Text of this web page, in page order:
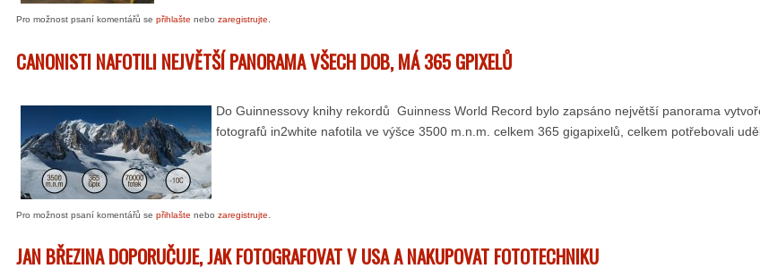
Pro možnost psaní komentářů se přihlašte nebo zaregistrujte.
CANONISTI NAFOTILI NEJVĚTŠÍ PANORAMA VŠECH DOB, MÁ 365 GPIXELŮ
Do Guinnessovy knihy rekordů Guinness World Record bylo zapsáno největší panorama
fotografů in2white nafotila ve výšce 3500 m.n.m. celkem 365 gigapixelů, celkem potřebovali
Pro možnost psaní komentářů se přihlašte nebo zaregistrujte
JAN BŘEZINA DOPORUČUJE, JAK FOTOGRAFOVAT V USA A NAKUPOVAT FOTOTECHNIKU